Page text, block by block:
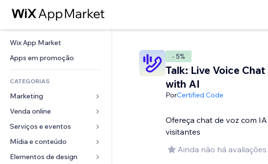
Wix App Market
Apps em promoção
CATEGORIAS
Marketing
Anúncios
Mobile
Análises
Venda online
Apps para lojas
Frete e entrega
Botões de venda
Serviços e eventos
Hotéis
Eventos
Mídia e conteúdo
Galeria
Elementos de design
- 5%
Talk: Live Voice Chat
with AI
PorCertified Code
Ofereça chat de voz com
visitantes
Ainda não há avaliações